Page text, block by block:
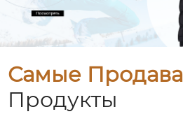
Самые
Продукты